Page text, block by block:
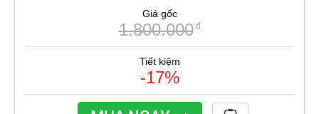
Giá gốc
1.800.000đ
Tiết kiệm
-17%